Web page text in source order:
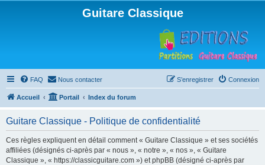
Guitare Classique
FAQ Nous contacter Connexion
S’enregistrer
Accueil Portail Index du forum
Guitare Classique - Politique de confidentialité
Ces règles expliquent en détail comment « Guitare Classique » et ses sociétés
affiliées (désignés ci-après par « nous », « notre », « nos », « Guitare
Classique », « https://classicguitare.com ») et phpBB (désigné ci-après par